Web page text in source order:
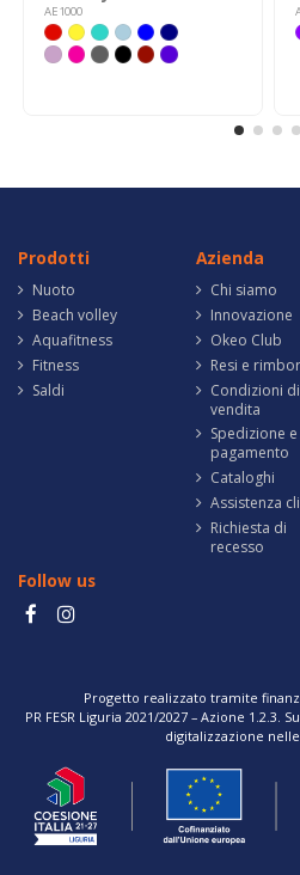
AE1000
Prodotti
Nuoto
Beach volley
Aquafitness
Fitness
Saldi
Azienda
Chi siamo
Innovazione
Okeo Club
Resi e
Condizioni di
vendita
Spedizione e
pagamento
Cataloghi
Assistenza
Richiesta di
recesso
Follow us
Progetto realizzato tramite
PR FESR Liguria 2021/2027 – Azione
digitalizzazione nelle